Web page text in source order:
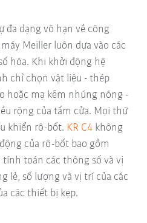
đa dạng vô hạn về công
Meiller luôn dựa vào các
hóa. Khi khởi động hệ
chỉ chọn vật liệu - thép
hoặc mạ kẽm nhúng nóng -
rộng của tấm cửa. Mọi thứ
khiển rô-bốt. KR C4 không
của rô-bốt bao gồm
toán các thông số và vị
lẻ, số lượng và vị trí của các
các thiết bị kẹp.